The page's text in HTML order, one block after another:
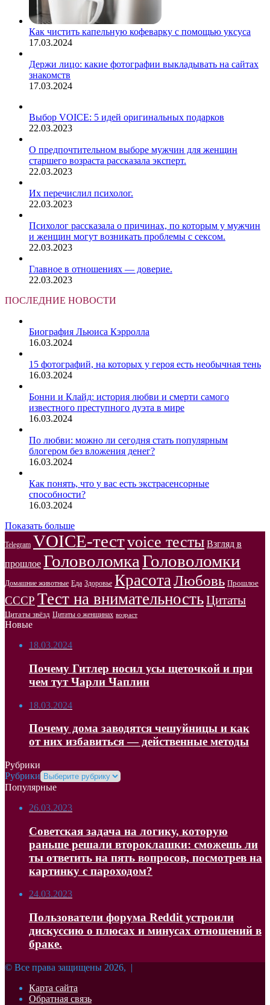
Как чистить капельную кофеварку с помощью уксуса
17.03.2024
Держи лицо: какие фотографии выкладывать на сайтах
знакомств
17.03.2024
Выбор VOICE: 5 идей оригинальных подарков
22.03.2023
О предпочтительном выборе мужчин для женщин
старшего возраста рассказала эксперт.
22.03.2023
Их перечислил психолог.
22.03.2023
Психолог рассказала о причинах, по которым у мужчин
и женщин могут возникать проблемы с сексом.
22.03.2023
Главное в отношениях — доверие.
22.03.2023
ПОСЛЕДНИЕ НОВОСТИ
Биография Льюиса Кэрролла
16.03.2024
15 фотографий, на которых у героя есть необычная тень
16.03.2024
Бонни и Клайд: история любви и смерти самого
известного преступного дуэта в мире
16.03.2024
По любви: можно ли сегодня стать популярным
блогером без вложения денег?
16.03.2024
Как понять, что у вас есть экстрасенсорные
способности?
16.03.2024
Показать больше
Telegram VOICE-тестvoice тесты Взгляд в
прошлое ГоловоломкаГоловоломки
Домашние животные Еда Здоровье КрасотаЛюбовь Прошлое
СССР Тест на внимательностьЦитаты
Цитаты звёзд Цитаты о женщинах возраст
Новые
18.03.2024
Почему Гитлер носил усы щеточкой и при
чем тут Чарли Чаплин
18.03.2024
Почему дома заводятся чешуйницы и как
от них избавиться — действенные методы
Рубрики
Рубрики
Популярные
26.03.2023
Советская задача на логику, которую
раньше решали второклашки: сможешь ли
ты ответить на пять вопросов, посмотрев на
картинку с пароходом?
24.03.2023
Пользователи форума Reddit устроили
дискуссию о плюсах и минусах отношений в
браке.
© Все права защищены 2026, |
Карта сайта
Обратная связь